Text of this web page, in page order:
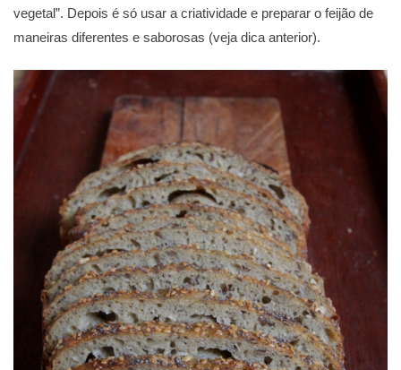
vegetal”. Depois é só usar a criatividade e preparar o feijão de
maneiras diferentes e saborosas (veja dica anterior).